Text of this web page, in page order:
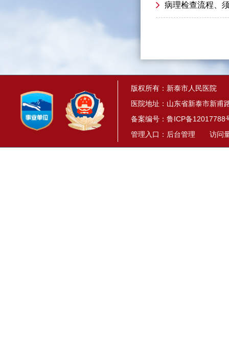
病理检查流程、
版权所有：新泰市人民医院
医院地址：山东省新泰市新甫
备案编号： 鲁ICP备12017788
管理入口： 后台管理 访问量